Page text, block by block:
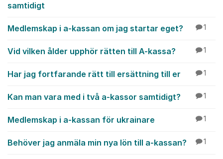
samtidigt
Medlemskap i a-kassan om jag startar eget? 1
Vid vilken ålder upphör rätten till A-kassa? 1
Har jag fortfarande rätt till ersättning till er 1
Kan man vara med i två a-kassor samtidigt? 1
Medlemskap i a-kassan för ukrainare 1
Behöver jag anmäla min nya lön till a-kassan? 1